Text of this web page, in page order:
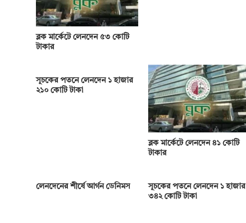
ব্লক মার্কেটে লেনদেন ৫৩ কোটি
টাকার
সূচকের পতনে লেনদেন ১ হাজার
২১০ কোটি টাকা
ব্লক মার্কেটে লেনদেন ৪১ কোটি
টাকার
লেনদেনের শীর্ষে আর্গন ডেনিমস
সূচকের পতনে লেনদেন ১ হাজার
৩৪২ কোটি টাকা